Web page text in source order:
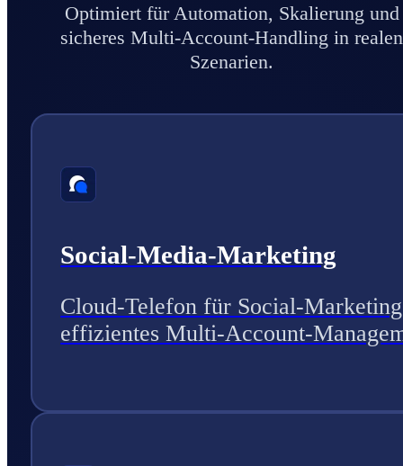
Optimiert für Automation, Skalierung und
sicheres Multi-Account-Handling in realen
Szenarien.
Social-Media-Marketing
Cloud-Telefon für Social-
effizientes Multi-Account-